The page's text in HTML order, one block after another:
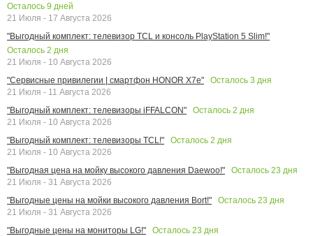
Осталось 9 дней
21 Июля - 17 Августа 2026
"Выгодный комплект: телевизор TCL и консоль PlayStation 5 Slim!"
Осталось 2 дня
21 Июля - 10 Августа 2026
"Сервисные привилегии | смартфон HONOR X7e"
Осталось 3 дня
21 Июля - 11 Августа 2026
"Выгодный комплект: телевизоры iFFALCON"
Осталось 2 дня
21 Июля - 10 Августа 2026
"Выгодный комплект: телевизоры TCL!"
Осталось 2 дня
21 Июля - 10 Августа 2026
"Выгодная цена на мойку высокого давления Daewoo!"
Осталось 23 дня
21 Июля - 31 Августа 2026
"Выгодные цены на мойки высокого давления Bort!"
Осталось 23 дня
21 Июля - 31 Августа 2026
"Выгодные цены на мониторы LG!"
Осталось 23 дня